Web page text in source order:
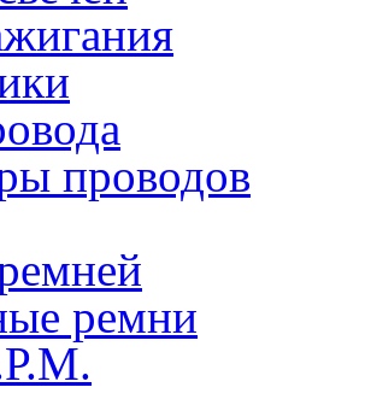
проводов
ремни